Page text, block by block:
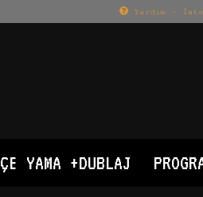
Yardım –
YAMA +DUBLAJ